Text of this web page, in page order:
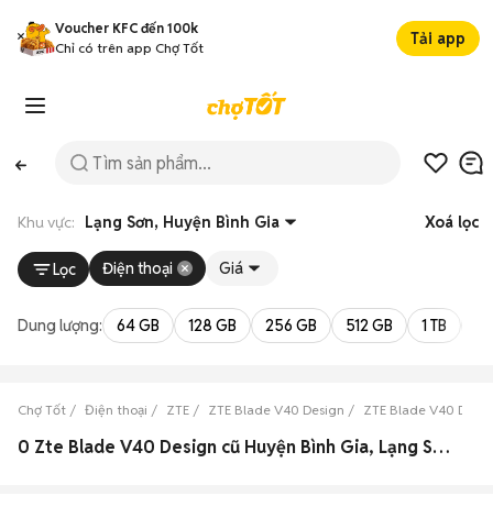
Voucher KFC đến 100k
Chỉ có trên app Chợ Tốt
Tải app
Khu vực: Lạng Sơn, Huyện Bình Gia Xoá lọc
Lọc Điện thoại Giá
Dung lượng: 64 GB 128 GB 256 GB 512 GB 1 TB
Chợ Tốt Điện thoại ZTE ZTE Blade V40 Design ZTE Blade V40
0 Zte Blade V40 Design cũ Huyện Bình Gia, Lạng Sơn đẹp